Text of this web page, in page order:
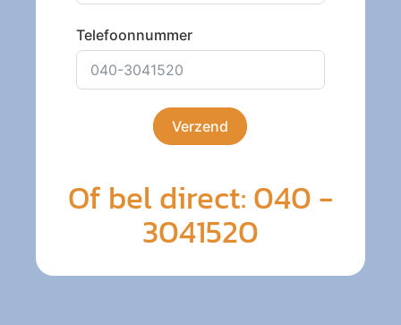
Telefoonnummer
Verzend
Of bel direct: 040 -
3041520